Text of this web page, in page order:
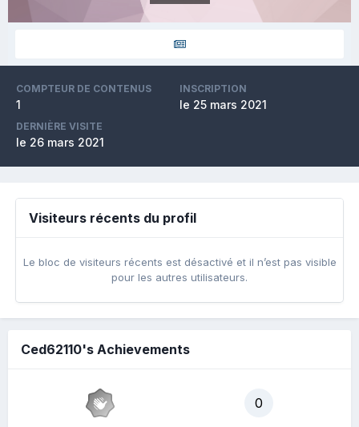
COMPTEUR DE CONTENUS
1
INSCRIPTION
le 25 mars 2021
DERNIÈRE VISITE
le 26 mars 2021
Visiteurs récents du profil
Le bloc de visiteurs récents est désactivé et il n’est pas visible
pour les autres utilisateurs.
Ced62110's Achievements
0